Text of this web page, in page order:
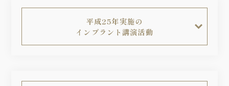
平成25年実施の
インプラント講演活動